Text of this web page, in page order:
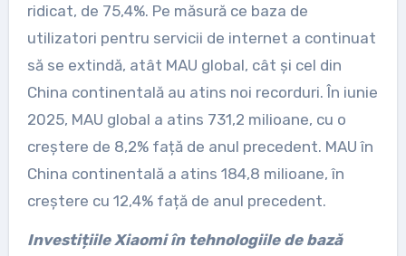
ridicat, de 75,4%. Pe măsură ce baza de
utilizatori pentru servicii de internet a continuat
să se extindă, atât MAU global, cât și cel din
China continentală au atins noi recorduri. În iunie
2025, MAU global a atins 731,2 milioane, cu o
creștere de 8,2% față de anul precedent. MAU în
China continentală a atins 184,8 milioane, în
creștere cu 12,4% față de anul precedent.
Investițiile Xiaomi în tehnologiile de bază